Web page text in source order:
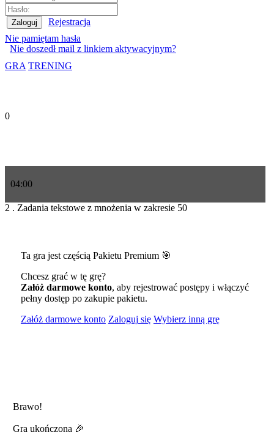
Rejestracja
Nie pamiętam hasła
Nie doszedł mail z linkiem aktywacyjnym?
GRA TRENING
0
04:00
2 . Zadania tekstowe z mnożenia w zakresie 50
Ta gra jest częścią Pakietu Premium 🎯
Chcesz grać w tę grę?
Załóż darmowe konto, aby rejestrować postępy i włączyć
pełny dostęp po zakupie pakietu.
Załóż darmowe konto Zaloguj się Wybierz inną grę
Brawo!
Gra ukończona 🎉